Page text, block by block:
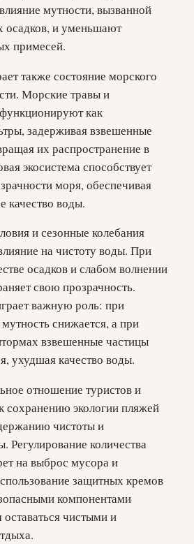
мутности, вызванной
осадков, и уменьшают
примесей.
также состояние морского
Морские травы и
как
задерживая взвешенные
их распространение в
экосистема способствует
моря, обеспечивая
качество воды.
и сезонные колебания
на чистоту воды. При
осадков и слабом волнении
свою прозрачность.
важную роль: при
снижается, а при
взвешенные частицы
ухудшая качество воды.
отношение туристов и
сохранению экологии пляжей
чистоты и
Регулирование количества
на выброс мусора и
защитных кремов
компонентами
чистыми и